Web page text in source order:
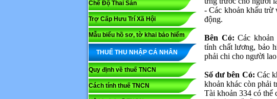
Chế Độ Thai Sản
Trợ Cấp Hưu Trí Xã Hội
Mẫu biểu hồ sơ, tờ khai bảo hiểm
THUẾ THU NHẬP CÁ NHÂN
Quy định về thuế TNCN
Cách tính thuế TNCN
- Các khoản khấu trừ
động.
Bên Có:Các
tính chất lương, bảo
phải chi cho người
Số dư bên Có: Các
khoản khác còn phải
Tài khoản 334 có thể